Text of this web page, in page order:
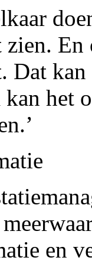
Dat
het
en